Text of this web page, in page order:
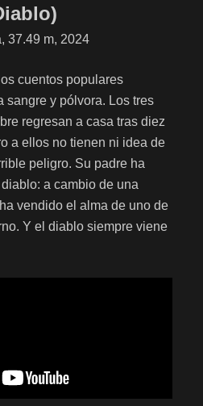
37.49 m, 2024
cuentos populares
sangre y pólvora. Los tres
regresan a casa tras diez
a ellos no tienen ni idea de
peligro. Su padre ha
a cambio de una
vendido el alma de uno de
Y el diablo siempre viene